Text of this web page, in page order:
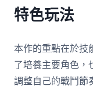
特色玩法
本作的重點在於技
了培養主要角色，
調整自己的戰鬥節